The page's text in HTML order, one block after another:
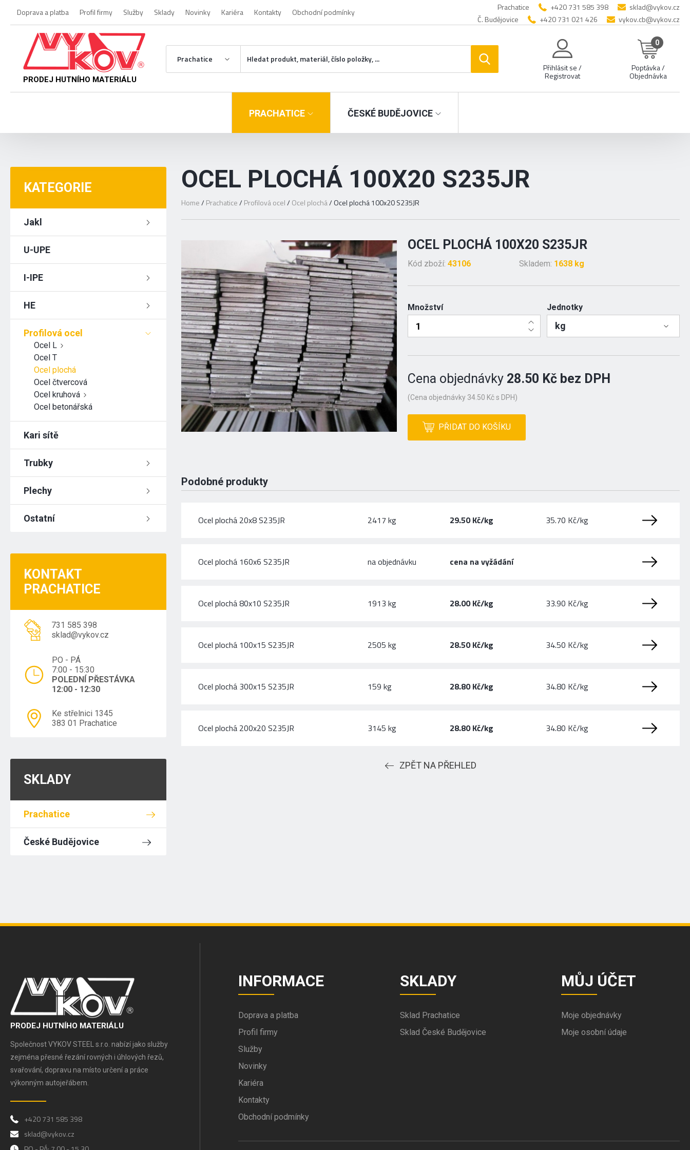
Doprava a platba Profil firmy Služby Sklady Novinky Kariéra Kontakty Obchodní podmínky Prachatice +420 731 585 398
sklad@vykov.cz
Č. Budějovice
+420 731 021 426 vykov.cb@vykov.cz
PRODEJ HUTNÍHO MATERIÁLU
Prachatice
Přihlásit se /
Registrovat
0
Poptávka /
Objednávka
PRACHATICE ČESKÉ BUDĚJOVICE
KATEGORIE
Jakl
U-UPE
I-IPE
HE
Profilová ocel
Ocel L
Ocel T
Ocel plochá
Ocel čtvercová
Ocel kruhová
Ocel betonářská
Kari sítě
Trubky
Plechy
Ostatní
KONTAKT
PRACHATICE
731 585 398
sklad@vykov.cz
PO - PÁ
7:00 - 15:30
POLEDNÍ PŘESTÁVKA
12:00 - 12:30
Ke střelnici 1345
383 01 Prachatice
SKLADY
Prachatice
České Budějovice
OCEL PLOCHÁ 100X20 S235JR
Home/ Prachatice/ Profilová ocel/ Ocel plochá/ Ocel plochá 100x20 S235JR
OCEL PLOCHÁ 100X20 S235JR
Kód zboží:43106 Skladem: 1638 kg
Množství Jednotky
kg
Cena objednávky 28.50 Kč bez DPH
(Cena objednávky 34.50 Kč s DPH)
PŘIDAT DO KOŠÍKU
Podobné produkty
Ocel plochá 20x8 S235JR 2417 kg 29.50 Kč/kg 35.70 Kč/kg
Ocel plochá 160x6 S235JR na objednávku cena na vyžádání
Ocel plochá 80x10 S235JR 1913 kg 28.00 Kč/kg 33.90 Kč/kg
Ocel plochá 100x15 S235JR 2505 kg 28.50 Kč/kg 34.50 Kč/kg
Ocel plochá 300x15 S235JR 159 kg 28.80 Kč/kg 34.80 Kč/kg
Ocel plochá 200x20 S235JR 3145 kg 28.80 Kč/kg 34.80 Kč/kg
ZPĚT NA PŘEHLED
PRODEJ HUTNÍHO MATERIÁLU
Společnost VYKOV STEEL s.r.o. nabízí jako služby
zejména přesné řezání rovných i úhlových řezů,
svařování, dopravu na místo určení a práce
výkonným autojeřábem.
+420 731 585 398
sklad@vykov.cz
INFORMACE
Doprava a platba
Profil firmy
Služby
Novinky
Kariéra
Kontakty
Obchodní podmínky
SKLADY
Sklad Prachatice
Sklad České Budějovice
MŮJ ÚČET
Moje objednávky
Moje osobní údaje